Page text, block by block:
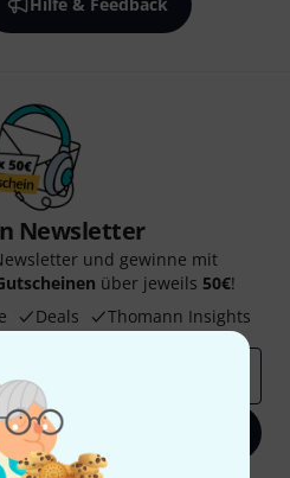
Newsletter
und gewinne mit
über jeweils 50€!
Deals Thomann Insights
anmelden